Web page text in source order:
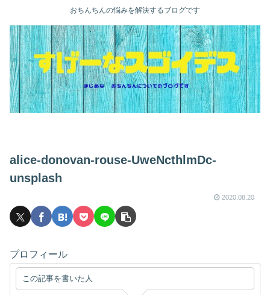
おちんちんの悩みを解決するブログです
alice-donovan-rouse-UweNcthlmDc-
unsplash
2020.08.20
プロフィール
この記事を書いた人